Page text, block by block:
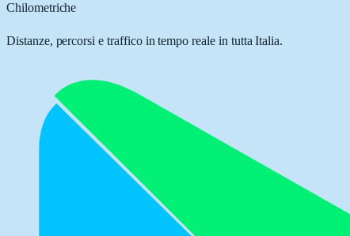
Chilometriche
Distanze, percorsi e traffico in tempo reale in tutta Italia.